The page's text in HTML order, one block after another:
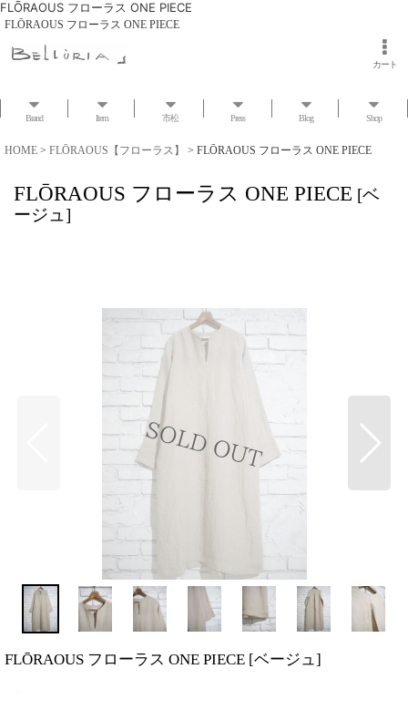
FLŌRAOUS フローラス ONE PIECE
FLŌRAOUS フローラス ONE PIECE
カート
Brand Item 市松 Press Blog Shop
HOME > FLŌRAOUS【フローラス】 > FLŌRAOUS フローラス ONE PIECE
FLŌRAOUS フローラス ONE PIECE [ベ
ージュ ]
FLŌRAOUS フローラス ONE PIECE [ベージュ ]